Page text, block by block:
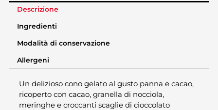
Descrizione
Ingredienti
Modalità di conservazione
Allergeni
Un delizioso cono gelato al gusto panna e cacao,
ricoperto con cacao, granella di nocciola,
meringhe e croccanti scaglie di cioccolato